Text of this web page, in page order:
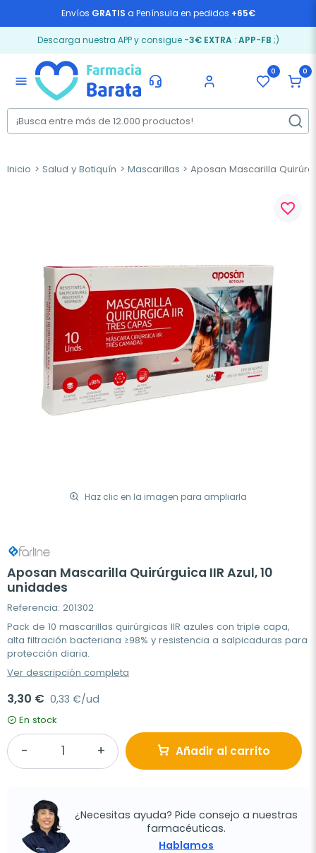
Envíos GRATIS a Península en pedidos +65€
Descarga nuestra APP y consigue -3€ EXTRA: APP-FB ;)
menu
0 0
Inicio Salud y Botiquín Mascarillas Aposan Mascarilla
Haz clic en la imagen para ampliarla
favorite_border
Aposan Mascarilla Quirúrguica IIR Azul, 10
unidades
Referencia: 201302
Pack de 10 mascarillas quirúrgicas IIR azules con triple capa,
alta filtración bacteriana ≥98% y resistencia a salpicaduras para
protección diaria.
Ver descripción completa
3,30 € 0,33 €/ud
En stock
Añadir al carrito
¿Necesitas ayuda? Pide consejo a nuestras
farmacéuticas.
Hablamos